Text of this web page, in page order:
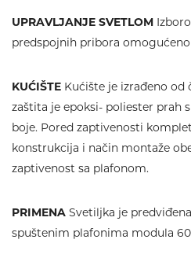
UPRAVLJANJE SVETLOM
predspojnih pribora
KUĆIŠTE Kućište je izrađeno od
zaštita je epoksi- poliester prah
boje. Pored zaptivenosti
konstrukcija i način montaže
zaptivenost sa plafonom.
PRIMENA Svetiljka je
spuštenim plafonima modula